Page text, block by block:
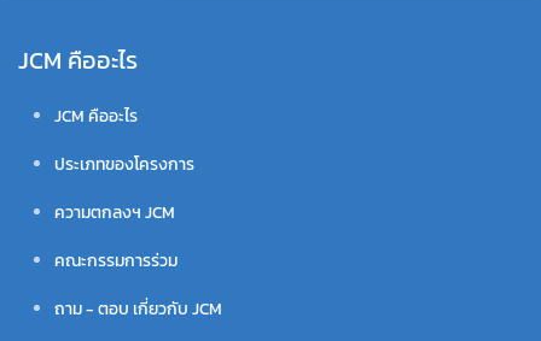
JCM คืออะไร
JCM คืออะไร
ประเภทของโครงการ
ความตกลงฯ JCM
คณะกรรมการร่วม
ถาม - ตอบ เกี่ยวกับ JCM